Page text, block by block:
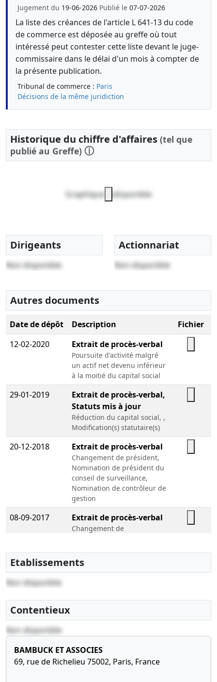
Jugement du 19-06-2026 Publié le 07-07-2026
La liste des créances de l'article L 641-13 du code
de commerce est déposée au greffe où tout
intéressé peut contester cette liste devant le juge-
commissaire dans le délai d'un mois à compter de
la présente publication.
Tribunal de commerce : Paris
Décisions de la même juridiction
Historique du chiffre d'affaires (tel que
publié au Greffe) ⓘ
Graphique indisponible
Dirigeants
Non disponible
Actionnariat
Non disponible
Autres documents
Date de dépôt Description
Fichier
12-02-2020
Extrait de procès-verbal
Poursuite d'activité malgré
un actif net devenu inférieur
à la moitié du capital social
29-01-2019
Extrait de procès-verbal,
Statuts mis à jour
Réduction du capital social, ,
Modification(s) statutaire(s)
20-12-2018 Extrait de procès-verbal
Changement de président,
Nomination de président du
conseil de surveillance,
Nomination de contrôleur de
gestion
08-09-2017 Extrait de procès-verbal
Changement de
commissaire aux comptes
suppléant
08-06-2016
Statuts mis à jour
20-05-2016
Changement de forme
juridique ancienne forme :
Etablissements
Non disponible
Contentieux
Non disponible
BAMBUCK ET ASSOCIES
69, rue de Richelieu 75002, Paris, France